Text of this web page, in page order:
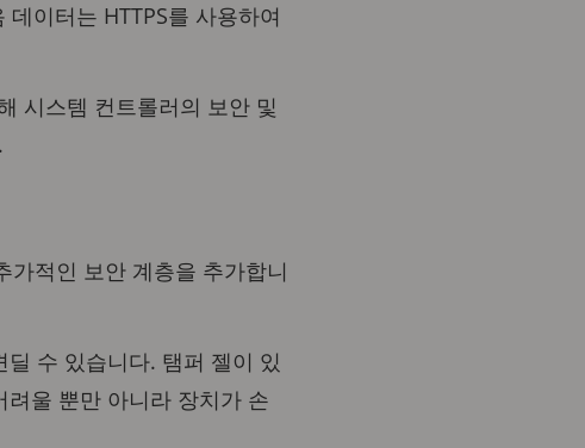
이터는 HTTPS를 사용하여
시스템 컨트롤러의 보안 및
적인 보안 계층을 추가합니
수 있습니다. 탬퍼 젤이 있
울 뿐만 아니라 장치가 손